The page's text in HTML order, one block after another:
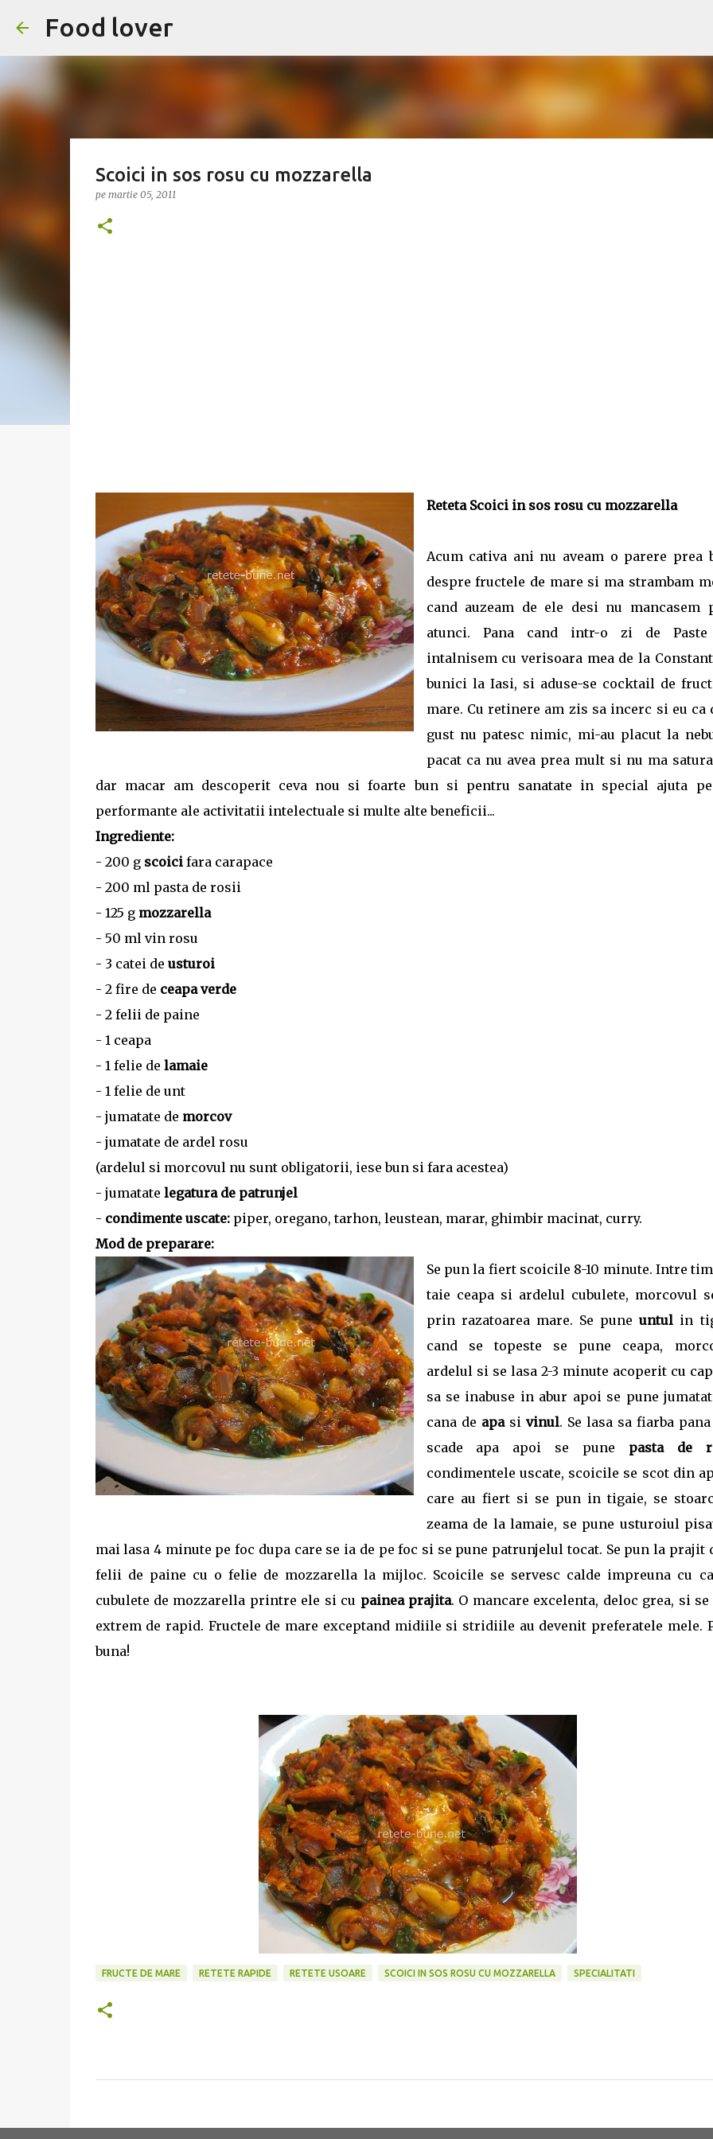
Food lover
Scoici in sos rosu cu mozzarella
pe martie 05, 2011
Reteta Scoici in sos rosu cu mozzarella
Acum cativa ani nu aveam o parere prea
despre fructele de mare si ma strambam
cand auzeam de ele desi nu mancasem
atunci. Pana cand intr-o zi de Paste
intalnisem cu verisoara mea de la
bunici la Iasi, si aduse-se cocktail de
mare. Cu retinere am zis sa incerc si eu ca
gust nu patesc nimic, mi-au placut la
pacat ca nu avea prea mult si nu ma
dar macar am descoperit ceva nou si foarte bun si pentru sanatate in special ajuta
performante ale activitatii intelectuale si multe alte beneficii...
Ingrediente:
- 200 g scoici fara carapace
- 200 ml pasta de rosii
- 125 g mozzarella
- 50 ml vin rosu
- 3 catei de usturoi
- 2 fire de ceapa verde
- 2 felii de paine
- 1 ceapa
- 1 felie de lamaie
- 1 felie de unt
- jumatate de morcov
- jumatate de ardel rosu
(ardelul si morcovul nu sunt obligatorii, iese bun si fara acestea)
- jumatate legatura de patrunjel
- condimente uscate:piper, oregano, tarhon, leustean, marar, ghimbir macinat, curry.
Mod de preparare:
Se pun la fiert scoicile 8-10 minute. Intre
taie ceapa si ardelul cubulete, morcovul
prin razatoarea mare. Se puneuntul in
cand se topeste se pune ceapa,
ardelul si se lasa 2-3 minute acoperit cu
sa se inabuse in abur apoi se pune
cana de apasi vinul. Se lasa sa fiarba
scade apa apoi se pune pasta de
condimentele uscate, scoicile se scot din
care au fiert si se pun in tigaie, se
zeama de la lamaie, se pune usturoiul
mai lasa 4 minute pe foc dupa care se ia de pe foc si se pune patrunjelul tocat. Se pun la prajit
felii de paine cu o felie de mozzarella la mijloc. Scoicile se servesc calde impreuna cu
cubulete de mozzarella printre ele si cu painea prajita. O mancare excelenta, deloc grea, si se
extrem de rapid. Fructele de mare exceptand midiile si stridiile au devenit preferatele mele.
buna!
FRUCTE DE MARE RETETE RAPIDE RETETE USOARE SCOICI IN SOS ROSU CU MOZZARELLA SPECIALITATI
o